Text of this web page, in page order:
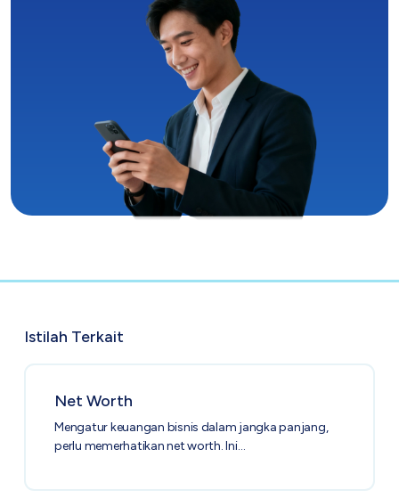
Istilah Terkait
Net Worth
Mengatur keuangan bisnis dalam jangka panjang,
perlu memerhatikan net worth. Ini…